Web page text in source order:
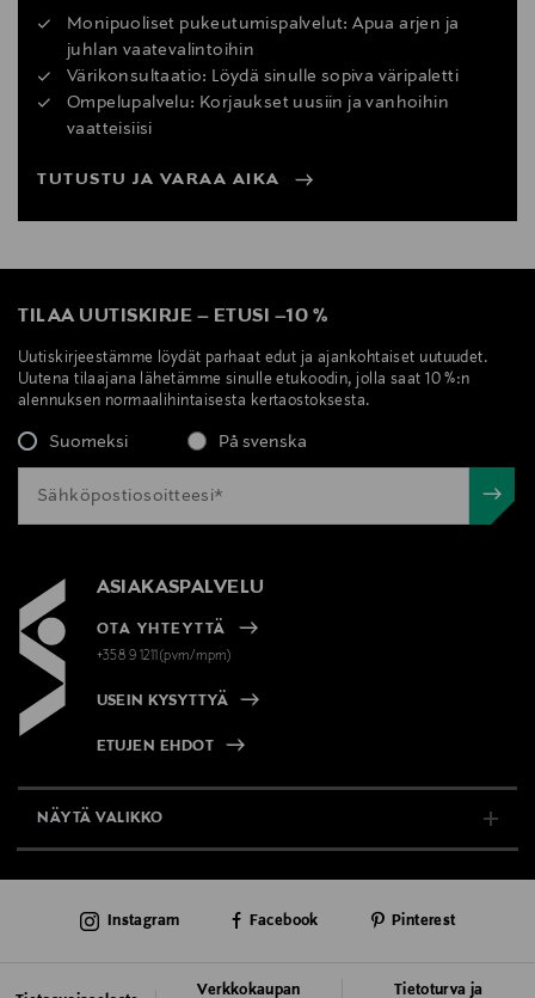
Monipuoliset pukeutumispalvelut: Apua arjen ja
juhlan vaatevalintoihin
Värikonsultaatio: Löydä sinulle sopiva väripaletti
Ompelupalvelu: Korjaukset uusiin ja vanhoihin
vaatteisiisi
TUTUSTU JA VARAA AIKA
TILAA UUTISKIRJE – ETUSI –10 %
Uutiskirjeestämme löydät parhaat edut ja ajankohtaiset uutuudet.
Uutena tilaajana lähetämme sinulle etukoodin, jolla saat 10 %:n
alennuksen normaalihintaisesta kertaostoksesta.
Suomeksi På svenska
ASIAKASPALVELU
OTA YHTEYTTÄ
+358 9 1211(pvm/mpm)
USEIN KYSYTTYÄ
ETUJEN EHDOT
NÄYTÄ VALIKKO
AJANKOHTAISTA
Verkkokaupan Tietoturva ja
Instagram Facebook Pinterest